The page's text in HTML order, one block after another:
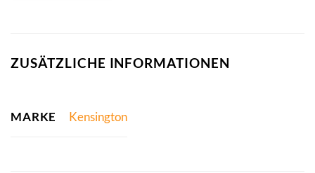
ZUSÄTZLICHE INFORMATIONEN
MARKE Kensington